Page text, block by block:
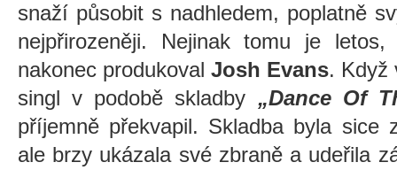
snaží působit s nadhledem, poplatně
nejpřirozeněji. Nejinak tomu je
nakonec produkoval Josh Evans. Když
singl v podobě skladby „Dance Of
příjemně překvapil. Skladba byla sice
ale brzy ukázala své zbraně a udeřila